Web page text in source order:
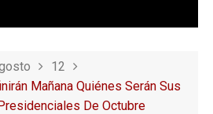
12
Mañana Quiénes Serán Sus
De Octubre